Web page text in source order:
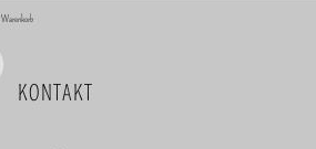
Warenkorb
KONTAKT